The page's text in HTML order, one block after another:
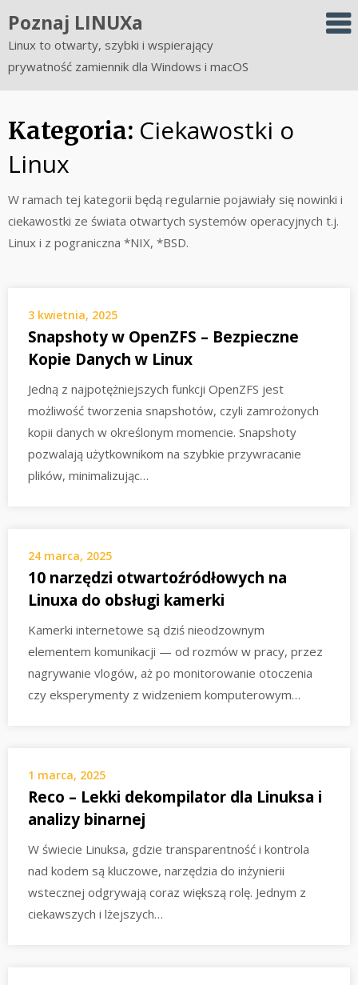
to
content
Poznaj LINUXa
Linux to otwarty, szybki i wspierający
prywatność zamiennik dla Windows i macOS
Kategoria: Ciekawostki o
Linux
W ramach tej kategorii będą regularnie pojawiały się nowinki i
ciekawostki ze świata otwartych systemów operacyjnych t.j.
Linux i z pograniczna *NIX, *BSD.
3 kwietnia, 2025
Snapshoty w OpenZFS – Bezpieczne
Kopie Danych w Linux
Jedną z najpotężniejszych funkcji OpenZFS jest
możliwość tworzenia snapshotów, czyli zamrożonych
kopii danych w określonym momencie. Snapshoty
pozwalają użytkownikom na szybkie przywracanie
plików, minimalizując…
24 marca, 2025
10 narzędzi otwartoźródłowych na
Linuxa do obsługi kamerki
Kamerki internetowe są dziś nieodzownym
elementem komunikacji — od rozmów w pracy, przez
nagrywanie vlogów, aż po monitorowanie otoczenia
czy eksperymenty z widzeniem komputerowym…
1 marca, 2025
Reco – Lekki dekompilator dla Linuksa i
analizy binarnej
W świecie Linuksa, gdzie transparentność i kontrola
nad kodem są kluczowe, narzędzia do inżynierii
wstecznej odgrywają coraz większą rolę. Jednym z
ciekawszych i lżejszych…